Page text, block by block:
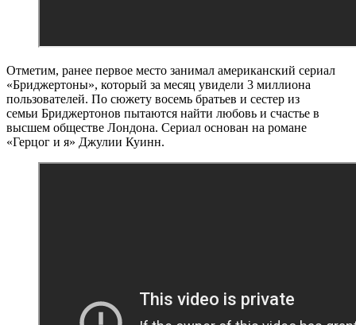
Отметим, ранее первое место занимал американский сериал
«Бриджертоны», который за месяц увидели 3 миллиона
пользователей. По сюжету восемь братьев и сестер из
семьи Бриджертонов пытаются найти любовь и счастье в
высшем обществе Лондона. Сериал основан на романе
«Герцог и я» Джулии Куинн.